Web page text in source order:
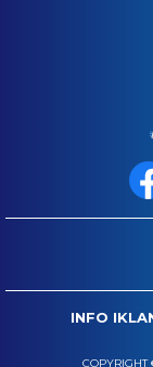
INFO
COPYRIGHT